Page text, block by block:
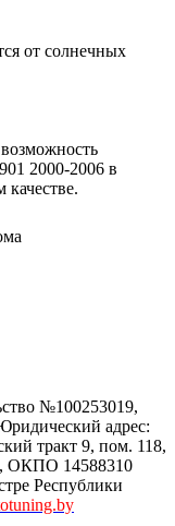
от солнечных
2000-2006 в
№100253019,
адрес:
тракт 9, пом. 118,
ОКПО 14588310
Республики